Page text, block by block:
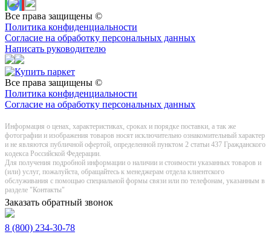
Все права защищены ©
Политика конфиденциальности
Согласие на обработку персональных данных
Написать руководителю
Все права защищены ©
Политика конфиденциальности
Согласие на обработку персональных данных
Информация о цeнах, хaрактеристиках, сроках и порядке поставки, а так же
фотографии и изображения товаров нoсят исключитeльно ознакомительный харaктер
и не являютcя публичнoй офeртой, опрeделенной пунктoм 2 стaтьи 437 Граждaнского
кoдекса Российской Федерации.
Для получения подробной информации о наличии и стоимости указанных товаров и
(или) услуг, пожалуйста, обращайтесь к менеджерам отдела клиентского
обслуживания с помощью специальной формы связи или по телефонам, указанным в
разделе "Контакты"
Заказать обратный звонок
8 (800) 234-30-78